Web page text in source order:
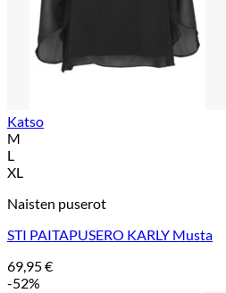
Katso
M
L
XL
Naisten puserot
STI PAITAPUSERO KARLY Musta
69,95€
-52%